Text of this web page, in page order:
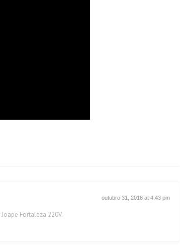
outubro 31, 2018 at 4:43 pm
Fortaleza 220V.